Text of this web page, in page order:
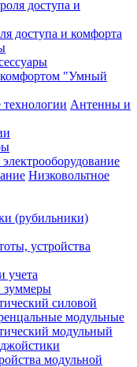
доступа и комфорта
комфортом "Умный
Антенны и
Низковольтное
(рубильники)
устройства
учета
зуммеры
силовой
модульные
модульный
модульной